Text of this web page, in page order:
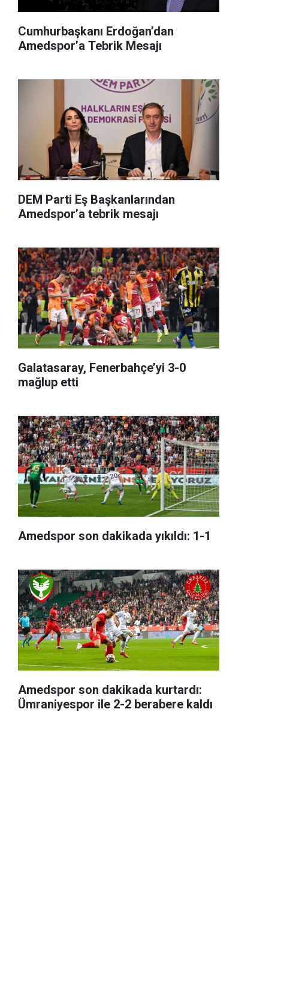
Cumhurbaşkanı Erdoğan’dan
Amedspor’a Tebrik Mesajı
DEM Parti Eş Başkanlarından
Amedspor’a tebrik mesajı
Galatasaray, Fenerbahçe’yi 3-0
mağlup etti
Amedspor son dakikada yıkıldı: 1-1
Amedspor son dakikada kurtardı:
Ümraniyespor ile 2-2 berabere kaldı